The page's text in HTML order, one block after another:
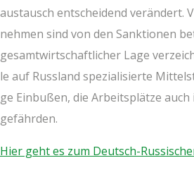
aus­tausch ent­schei­dend ver­än­dert.
neh­men sind von den Sank­tio­nen
gesamt­wirt­schaft­li­cher Lage
le auf Russ­land spe­zia­li­sier­te
ge Ein­bu­ßen, die Arbeits­plät­ze auch
gefährden.
Hier geht es zum Deutsch-